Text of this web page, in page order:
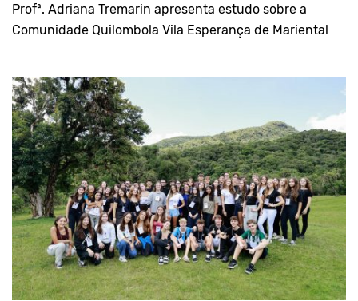
Profª. Adriana Tremarin apresenta estudo sobre a
Comunidade Quilombola Vila Esperança de Mariental